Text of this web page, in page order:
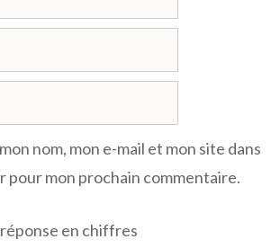
nom, mon e-mail et mon site dans
pour mon prochain commentaire.
en chiffres